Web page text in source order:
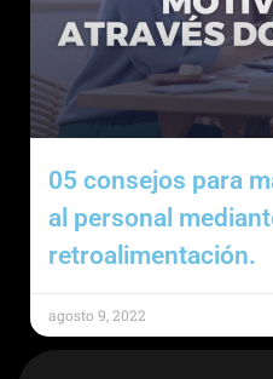
05 consejos para
al personal
retroalimentación.
agosto 9, 2022